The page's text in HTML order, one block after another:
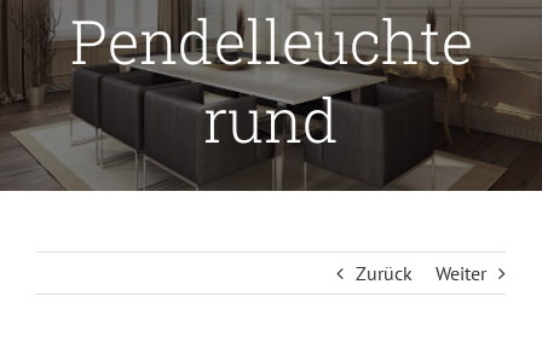
Pendelleuchte
rund
Zurück Weiter